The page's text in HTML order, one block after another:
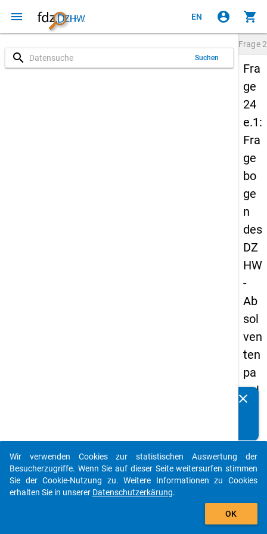
menu EN account_circle shopping_cart
search Suchen
Frage
Fra
ge
24
e.1:
Fra
ge
bo
ge
n
des
DZ
HW
-
Ab
sol
ven
ten
pa
nel
05
-
drit
clear
auto_stories
add_shopping_cart
Wir verwenden Cookies zur statistischen Auswertung der
Besucherzugriffe. Wenn Sie auf dieser Seite weitersurfen stimmen
Sie der Cookie-Nutzung zu. Weitere Informationen zu Cookies
erhalten Sie in unserer Datenschutzerkärung.
OK